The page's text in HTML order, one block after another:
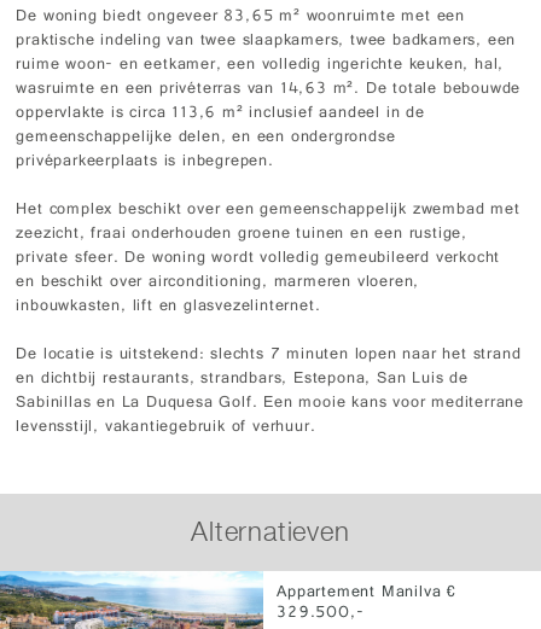
De woning biedt ongeveer 83,65 m² woonruimte met een
praktische indeling van twee slaapkamers, twee badkamers, een
ruime woon- en eetkamer, een volledig ingerichte keuken, hal,
wasruimte en een privéterras van 14,63 m². De totale bebouwde
oppervlakte is circa 113,6 m² inclusief aandeel in de
gemeenschappelijke delen, en een ondergrondse
privéparkeerplaats is inbegrepen.
Het complex beschikt over een gemeenschappelijk zwembad met
zeezicht, fraai onderhouden groene tuinen en een rustige,
private sfeer. De woning wordt volledig gemeubileerd verkocht
en beschikt over airconditioning, marmeren vloeren,
inbouwkasten, lift en glasvezelinternet.
De locatie is uitstekend: slechts 7 minuten lopen naar het strand
en dichtbij restaurants, strandbars, Estepona, San Luis de
Sabinillas en La Duquesa Golf. Een mooie kans voor mediterrane
levensstijl, vakantiegebruik of verhuur.
Alternatieven
Appartement Manilva €
329.500,-